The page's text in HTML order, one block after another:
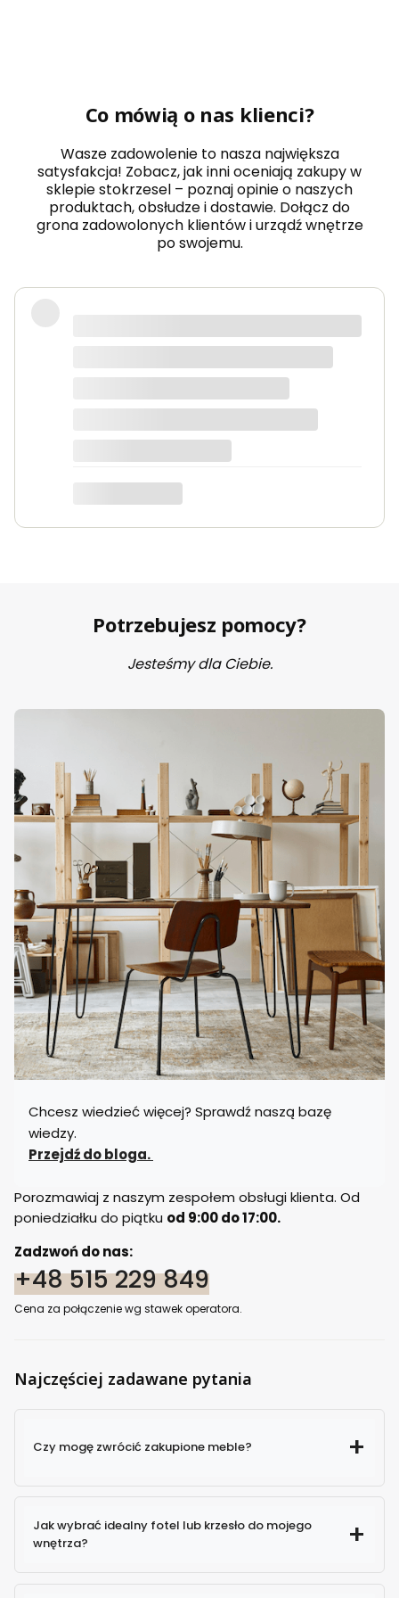
Co mówią o nas klienci?
Wasze zadowolenie to nasza największa
satysfakcja! Zobacz, jak inni oceniają zakupy w
sklepie stokrzesel – poznaj opinie o naszych
produktach, obsłudze i dostawie. Dołącz do
grona zadowolonych klientów i urządź wnętrze
po swojemu.
Fotel piękny, wygodny, polecam.
Dorota
ciemno zielony Velvet
Potrzebujesz pomocy?
Jesteśmy dla Ciebie.
Chcesz wiedzieć więcej? Sprawdź naszą bazę
wiedzy.
Przejdź do bloga.
Porozmawiaj z naszym zespołem obsługi klienta. Od
poniedziałku do piątku od 9:00 do 17:00.
Zadzwoń do nas:
+48 515 229 849
Cena za połączenie wg stawek operatora.
Najczęściej zadawane pytania
Czy mogę zwrócić zakupione meble?
Jak wybrać idealny fotel lub krzesło do mojego
wnętrza?